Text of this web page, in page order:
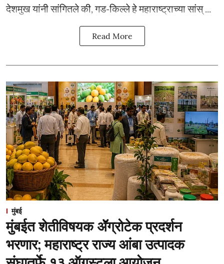
देशमुख यांनी सांगितले की, गड-किल्ले हे महाराष्ट्राच्या सांस् ...
Read More
मुंबई
मुंबईत शेतीविषयक ॲॅग्रोटेक प्रदर्शन
भरणार; महाराष्ट्र राज्य आंबा उत्पादक